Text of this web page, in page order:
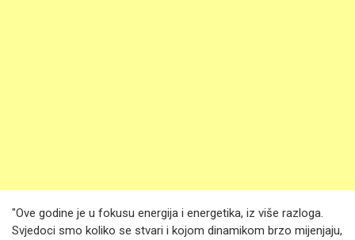
"Ove godine je u fokusu energija i energetika, iz više razloga.
Svjedoci smo koliko se stvari i kojom dinamikom brzo mijenjaju,